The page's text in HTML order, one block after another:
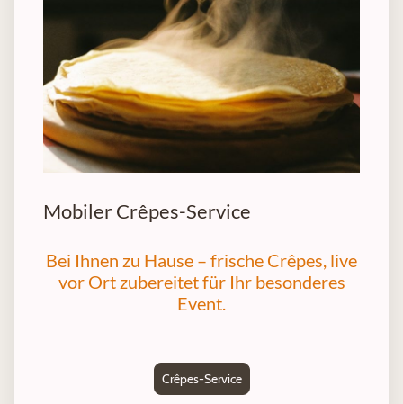
Mobiler Crêpes-Service
Bei Ihnen zu Hause – frische Crêpes, live
vor Ort zubereitet für Ihr besonderes
Event.
Crêpes-Service